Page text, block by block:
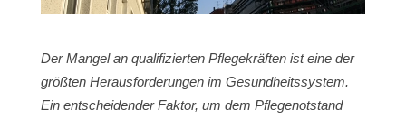
Der Mangel an qualifizierten Pflegekräften ist eine der
größten Herausforderungen im Gesundheitssystem.
Ein entscheidender Faktor, um dem Pflegenotstand